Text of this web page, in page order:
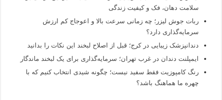
سلامت دهان، فک و کیفیت زندگی
ربات جوش لیزر؛ چه زمانی سرعت بالا و اعوجاج کم ارزش
سرمایه‌گذاری دارد؟
دندانپزشک زیبایی در کرج؛ قبل از اصلاح لبخند این نکات را بدانید
ایمپلنت دندان در غرب تهران؛ سرمایه‌گذاری برای یک لبخند ماندگار
رنگ کامپوزیت فقط سفید نیست؛ چگونه شیدی انتخاب کنیم که با
چهره ما هماهنگ باشد؟